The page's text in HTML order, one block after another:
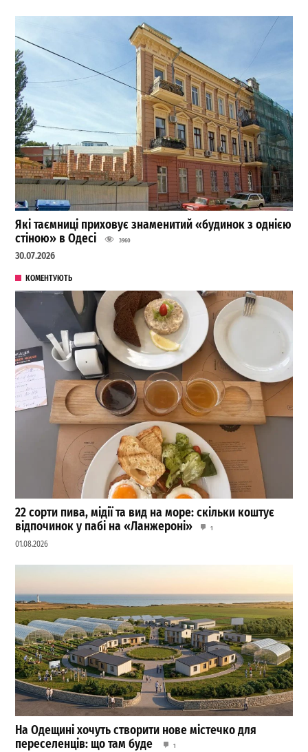
Які таємниці приховує знаменитий «будинок з однією
стіною» в Одесі
3960
30.07.2026
КОМЕНТУЮТЬ
22 сорти пива, мідії та вид на море: скільки коштує
відпочинок у пабі на «Ланжероні»
1
01.08.2026
На Одещині хочуть створити нове містечко для
переселенців: що там буде
1